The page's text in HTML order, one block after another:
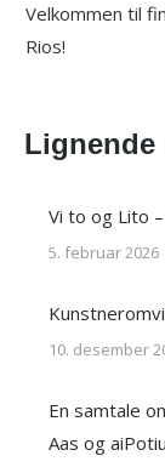
Velkommen til
Rios!
Lignende
Vi to og Lito
5. februar 2026
10. desember
En samtale
Aas og aiPotiu